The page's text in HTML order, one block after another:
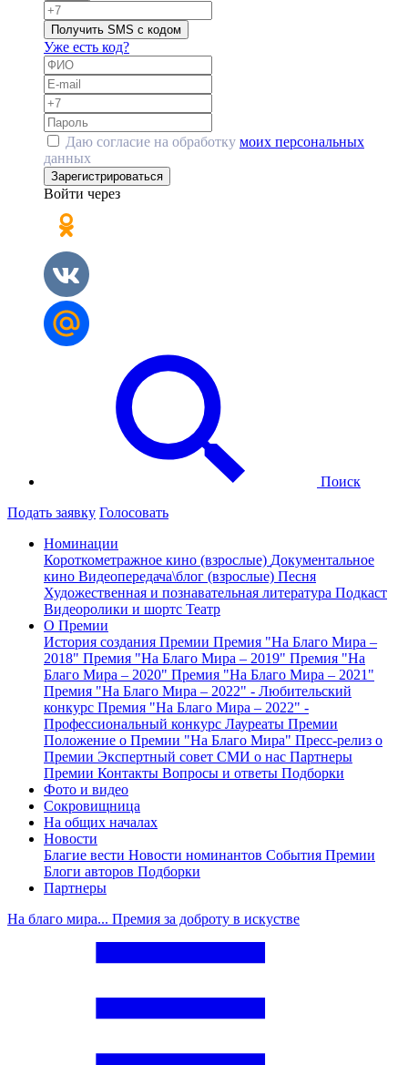
Получить SMS с кодом
Уже есть код?
Даю согласие на обработку моих персональных
данных
Зарегистрироваться
Войти через
Поиск
Подать заявку Голосовать
Номинации
Короткометражное кино (взрослые) Документальное
кино Видеопередача\блог (взрослые) Песня
Художественная и познавательная литература Подкаст
Видеоролики и шортс Театр
О Премии
История создания Премии Премия "На Благо Мира –
2018" Премия "На Благо Мира – 2019" Премия "На
Благо Мира – 2020" Премия "На Благо Мира – 2021"
Премия "На Благо Мира – 2022" - Любительский
конкурс Премия "На Благо Мира – 2022" -
Профессиональный конкурс Лауреаты Премии
Положение о Премии "На Благо Мира" Пресс-релиз о
Премии Экспертный совет СМИ о нас Партнеры
Премии Контакты Вопросы и ответы Подборки
Фото и видео
Сокровищница
На общих началах
Новости
Благие вести Новости номинантов События Премии
Блоги авторов Подборки
Партнеры
На благо мира... Премия за доброту в искустве